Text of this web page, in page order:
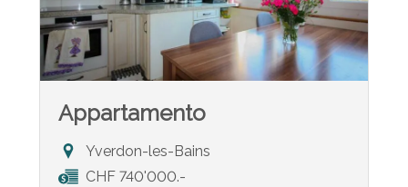
Appartamento
Yverdon-les-Bains
CHF 740'000.-